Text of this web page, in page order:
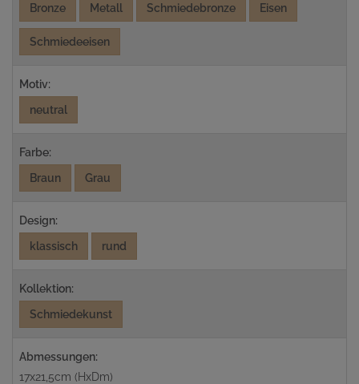
Bronze
Metall Schmiedebronze Eisen
Schmiedeeisen
Motiv:
neutral
Farbe:
Braun
Grau
Design:
klassisch
rund
Kollektion:
Schmiedekunst
Abmessungen:
17x21,5cm (HxDm)